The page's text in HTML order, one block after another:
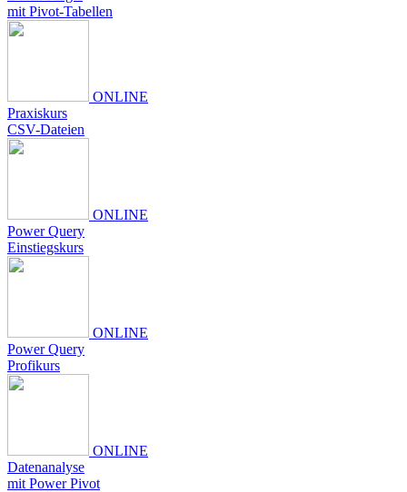
mit Pivot-Tabellen
ONLINE
Praxiskurs
CSV-Dateien
ONLINE
Power Query
Einstiegskurs
ONLINE
Power Query
Profikurs
ONLINE
Datenanalyse
mit Power Pivot